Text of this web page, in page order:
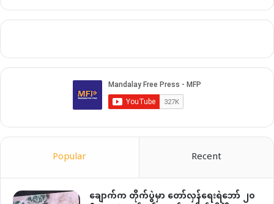
Popular Recent
ချောက်က တိုက်ပွဲမှာ တော်လှန်ရေးရဲဘော် ၂၀